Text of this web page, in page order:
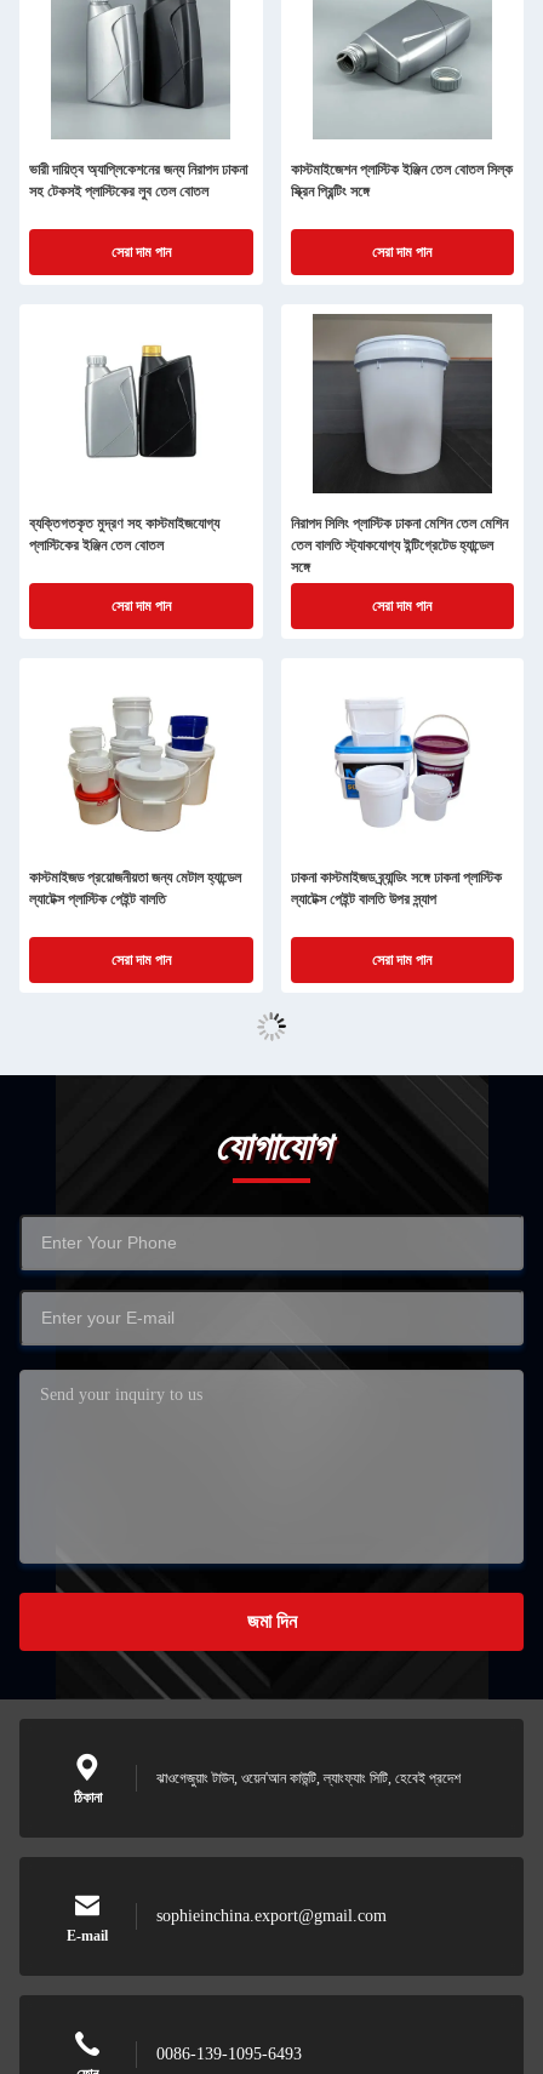
ভারী দায়িত্ব অ্যাপ্লিকেশনের জন্য নিরাপদ ঢাকনা
সহ টেকসই প্লাস্টিকের লুব তেল বোতল
সেরা দাম পান
কাস্টমাইজেশন প্লাস্টিক ইঞ্জিন তেল বোতল সিল্ক
স্ক্রিন প্রিন্টিং সঙ্গে
সেরা দাম পান
ব্যক্তিগতকৃত মুদ্রণ সহ কাস্টমাইজযোগ্য
প্লাস্টিকের ইঞ্জিন তেল বোতল
সেরা দাম পান
নিরাপদ সিলিং প্লাস্টিক ঢাকনা মেশিন তেল মেশিন
তেল বালতি স্ট্যাকযোগ্য ইন্টিগ্রেটেড হ্যান্ডেল
সঙ্গে
সেরা দাম পান
কাস্টমাইজড প্রয়োজনীয়তা জন্য মেটাল হ্যান্ডেল
ল্যাটেক্স প্লাস্টিক পেইন্ট বালতি
সেরা দাম পান
ঢাকনা কাস্টমাইজড ব্র্যান্ডিং সঙ্গে ঢাকনা প্লাস্টিক
ল্যাটেক্স পেইন্ট বালতি উপর স্ন্যাপ
সেরা দাম পান
যোগাযোগ
জমা দিন
ঠিকানা
ঝাওগেজুয়াং টাউন, ওয়েন'আন কাউন্টি, ল্যাংফ্যাং সিটি, হেবেই প্রদেশ
E-mail
sophieinchina.export@gmail.com
0086-139-1095-6493